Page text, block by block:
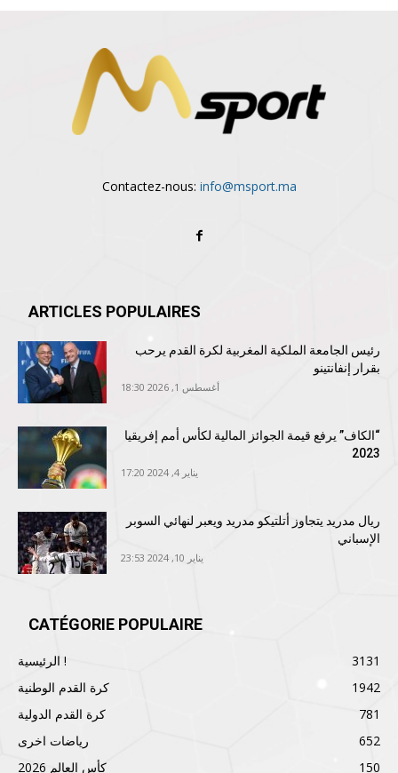
Contactez-nous: info@msport.ma
ARTICLES POPULAIRES
رئيس الجامعة الملكية المغربية لكرة القدم يرحب
بقرار إنفانتينو
أغسطس 1, 2026 18:30
“الكاف” يرفع قيمة الجوائز المالية لكأس أمم إفريقيا
2023
يناير 4, 2024 17:20
ريال مدريد يتجاوز أتلتيكو مدريد ويعبر لنهائي السوبر
الإسباني
يناير 10, 2024 23:53
CATÉGORIE POPULAIRE
الرئيسية !
3131
كرة القدم الوطنية
1942
كرة القدم الدولية
781
رياضات اخرى
652
كأس العالم 2026
150